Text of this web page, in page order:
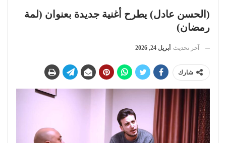
(الحسن عادل) يطرح أغنية جديدة بعنوان (لمة
رمضان)
آخر تحديث أبريل 24, 2026
شارك